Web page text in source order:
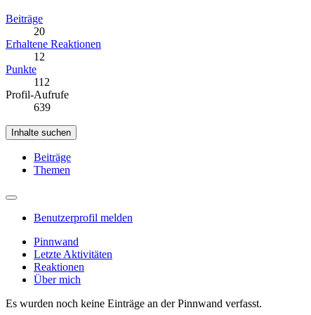
Beiträge
20
Erhaltene Reaktionen
12
Punkte
112
Profil-Aufrufe
639
Inhalte suchen
Beiträge
Themen
Benutzerprofil melden
Pinnwand
Letzte Aktivitäten
Reaktionen
Über mich
Es wurden noch keine Einträge an der Pinnwand verfasst.